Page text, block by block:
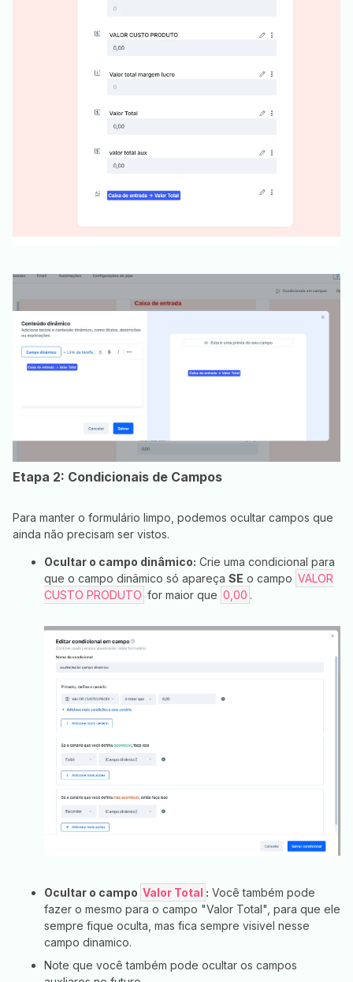
Etapa 2: Condicionais de Campos
Para manter o formulário limpo, podemos ocultar campos que
ainda não precisam ser vistos.
Ocultar o campo dinâmico: Crie uma condicional para
que o campo dinâmico só apareça SE o campo VALOR
CUSTO PRODUTO for maior que 0,00 .
Ocultar o campo Valor Total : Você também pode
fazer o mesmo para o campo "Valor Total", para que ele
sempre fique oculta, mas fica sempre visivel nesse
campo dinamico.
Note que você também pode ocultar os campos